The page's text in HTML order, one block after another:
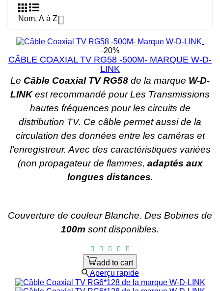
Nom, A à Z
-20%
CÂBLE COAXIAL TV RG58 -500M- MARQUE W-D-
LINK
Le Câble Coaxial TV RG58 de la marque W-D-
LINKest recommandé pour Les Transmissions
hautes fréquences pour les circuits de
distribution TV. Ce câble permet aussi de la
circulation des données entre les caméras et
l’enregistreur. Avec des caractéristiques variées
(non propagateur de flammes, adaptés aux
longues distances.
Couverture de couleur Blanche. Des Bobines de
100m sont disponibles.
add to cart
Aperçu rapide